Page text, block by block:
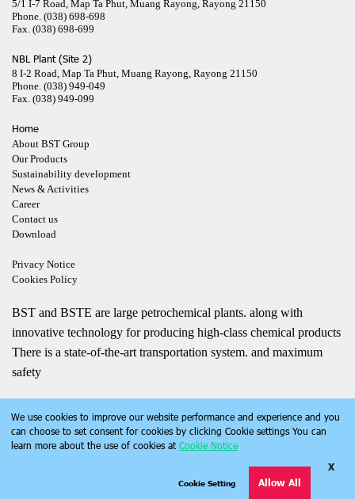
5/1 I-7 Road, Map Ta Phut, Muang Rayong, Rayong 21150
Phone. (038) 698-698
Fax. (038) 698-699
NBL Plant (Site 2)
8 I-2 Road, Map Ta Phut, Muang Rayong, Rayong 21150
Phone. (038) 949-049
Fax. (038) 949-099
Home
About BST Group
Our Products
Sustainability development
News & Activities
Career
Contact us
Download
Privacy Notice
Cookies Policy
BST and BSTE are large petrochemical plants. along with
innovative technology for producing high-class chemical products
There is a state-of-the-art transportation system. and maximum
safety
We use cookies to improve our website performance and experience and you
can choose to set consent for cookies by clicking Cookie settings You can
learn more about the use of cookies at Cookie Notice
Cookie Setting Allow All
X